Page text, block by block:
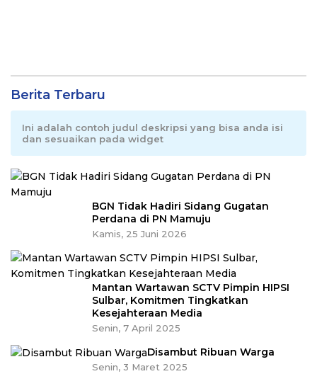
Berita Terbaru
Ini adalah contoh judul deskripsi yang bisa anda isi
dan sesuaikan pada widget
BGN Tidak Hadiri Sidang Gugatan
Perdana di PN Mamuju
Kamis, 25 Juni 2026
Mantan Wartawan SCTV Pimpin HIPSI
Sulbar, Komitmen Tingkatkan
Kesejahteraan Media
Senin, 7 April 2025
Disambut Ribuan Warga
Senin, 3 Maret 2025